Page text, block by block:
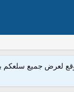
لعرض جميع سلعكم